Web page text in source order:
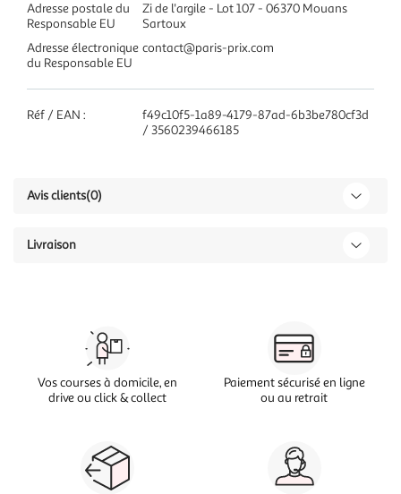
Adresse postale du
Responsable EU
Zi de l'argile - Lot 107 - 06370 Mouans
Sartoux
Adresse électronique
du Responsable EU
contact@paris-prix.com
Réf / EAN :
f49c10f5-1a89-4179-87ad-6b3be780cf3d
/ 3560239466185
Avis clients(0)
Livraison
Vos courses à domicile, en
drive ou click & collect
Paiement sécurisé en ligne
ou au retrait